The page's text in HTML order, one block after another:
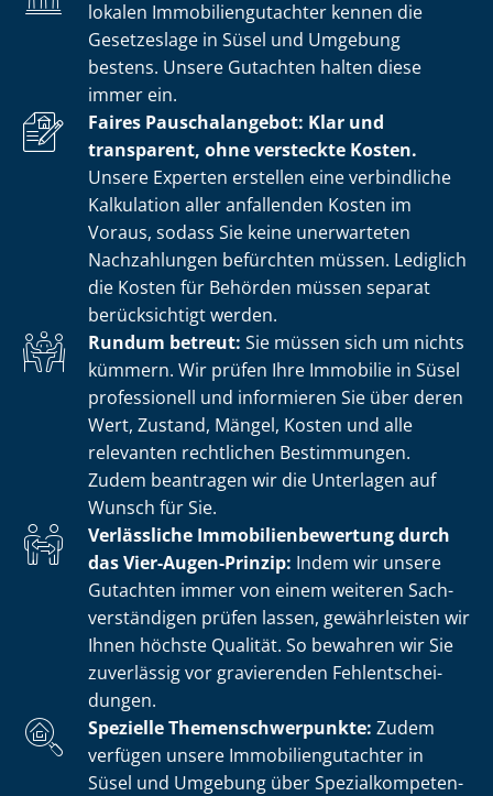
lokalen Im­mo­bi­li­en­gut­ach­ter kennen die
Gesetzeslage in Süsel und Umgebung
bestens. Unsere Gutachten halten diese
immer ein.
Faires Pauschalangebot: Klar und
transparent, ohne versteckte Kosten.
Unsere Experten erstellen eine verbindliche
Kalkulation aller anfallenden Kosten im
Voraus, sodass Sie keine unerwarteten
Nachzahlungen befürchten müssen. Lediglich
die Kosten für Behörden müssen separat
berücksichtigt werden.
Rundum betreut: Sie müssen sich um nichts
kümmern. Wir prüfen Ihre Immobilie in Süsel
professionell und informieren Sie über deren
Wert, Zustand, Mängel, Kosten und alle
relevanten rechtlichen Bestimmungen.
Zudem beantragen wir die Unterlagen auf
Wunsch für Sie.
Verlässliche Im­mo­bi­li­en­be­wer­tung durch
das Vier-Augen-Prinzip: Indem wir unsere
Gutachten immer von einem weiteren Sach­
ver­stän­di­gen prüfen lassen, gewährleisten wir
Ihnen höchste Qualität. So bewahren wir Sie
zuverlässig vor gravierenden Fehl­ent­schei­
dun­gen.
Spezielle The­men­schwer­punk­te: Zudem
verfügen unsere Im­mo­bi­li­en­gut­ach­ter in
Süsel und Umgebung über Spe­zi­al­kom­pe­ten­